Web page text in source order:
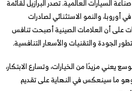
السيارات العالمية. تصدر البرازيل لقائمة
أوروبا، والنمو الاستثنائي لصادرات
على أن العلامات الصينية أصبحت تنافس
الجودة والتقنيات والأسعار التنافسية.
يعني مزيدًا من الخيارات، وتسارع الابتكار،
وهو ما سينعكس في النهاية على تقديم